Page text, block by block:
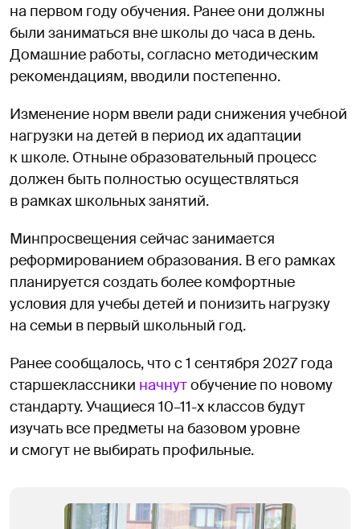
на первом году обучения. Ранее они должны
были заниматься вне школы до часа в день.
Домашние работы, согласно методическим
рекомендациям, вводили постепенно.
Изменение норм ввели ради снижения учебной
нагрузки на детей в период их адаптации
к школе. Отныне образовательный процесс
должен быть полностью осуществляться
в рамках школьных занятий.
Минпросвещения сейчас занимается
реформированием образования. В его рамках
планируется создать более комфортные
условия для учебы детей и понизить нагрузку
на семьи в первый школьный год.
Ранее сообщалось, что с 1 сентября 2027 года
старшеклассники начнутобучение по новому
стандарту. Учащиеся 10–11-х классов будут
изучать все предметы на базовом уровне
и смогут не выбирать профильные.